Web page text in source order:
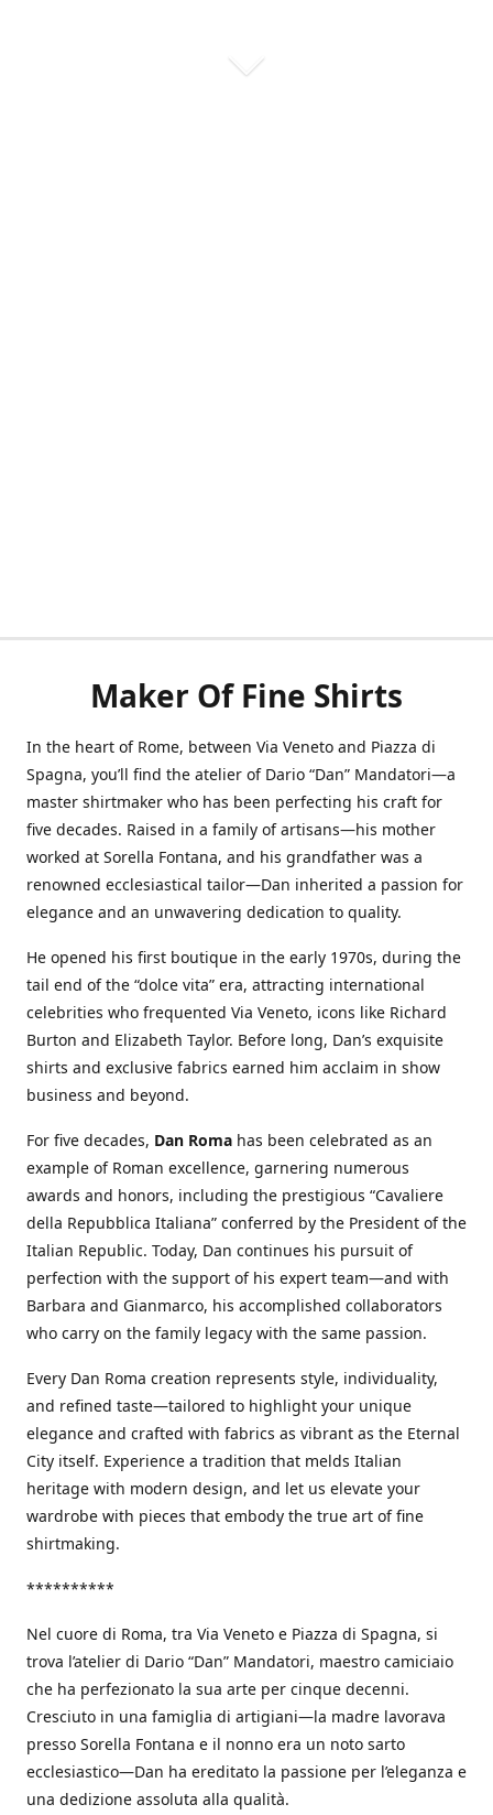
Maker Of Fine Shirts
In the heart of Rome, between Via Veneto and Piazza di
Spagna, you’ll find the atelier of Dario “Dan” Mandatori—a
master shirtmaker who has been perfecting his craft for
five decades. Raised in a family of artisans—his mother
worked at Sorella Fontana, and his grandfather was a
renowned ecclesiastical tailor—Dan inherited a passion for
elegance and an unwavering dedication to quality.
He opened his first boutique in the early 1970s, during the
tail end of the “dolce vita” era, attracting international
celebrities who frequented Via Veneto, icons like Richard
Burton and Elizabeth Taylor. Before long, Dan’s exquisite
shirts and exclusive fabrics earned him acclaim in show
business and beyond.
For five decades, Dan Roma has been celebrated as an
example of Roman excellence, garnering numerous
awards and honors, including the prestigious “Cavaliere
della Repubblica Italiana” conferred by the President of the
Italian Republic. Today, Dan continues his pursuit of
perfection with the support of his expert team—and with
Barbara and Gianmarco, his accomplished collaborators
who carry on the family legacy with the same passion.
Every Dan Roma creation represents style, individuality,
and refined taste—tailored to highlight your unique
elegance and crafted with fabrics as vibrant as the Eternal
City itself. Experience a tradition that melds Italian
heritage with modern design, and let us elevate your
wardrobe with pieces that embody the true art of fine
shirtmaking.
**********
Nel cuore di Roma, tra Via Veneto e Piazza di Spagna, si
trova l’atelier di Dario “Dan” Mandatori, maestro camiciaio
che ha perfezionato la sua arte per cinque decenni.
Cresciuto in una famiglia di artigiani—la madre lavorava
presso Sorella Fontana e il nonno era un noto sarto
ecclesiastico—Dan ha ereditato la passione per l’eleganza e
una dedizione assoluta alla qualità.